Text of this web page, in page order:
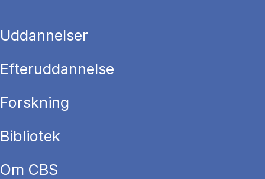
Uddannelser
Efteruddannelse
Forskning
Bibliotek
Om CBS